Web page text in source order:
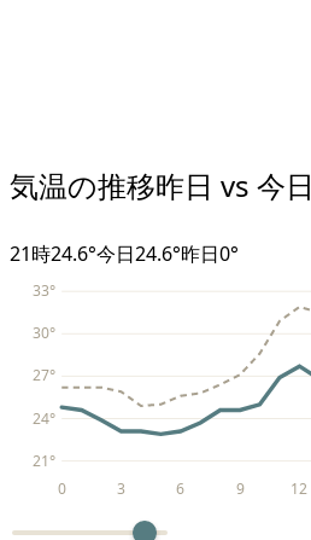
気温の推移昨日 vs 今日
21時24.6°今日24.6°昨日0°
21°
24°
27°
30°
33°
0 3 6 9 12